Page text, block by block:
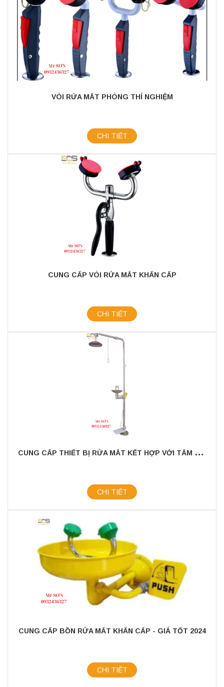
VÒI RỬA MẮT PHÒNG THÍ NGHIỆM
CHI TIẾT
CUNG CẤP VÒI RỬA MẮT KHẨN CẤP
CHI TIẾT
C
UNG CẤP THIẾT BỊ RỬA MẮT KẾT HỢP VỚI TẮM KHẨN CẤP
CHI TIẾT
CUNG CẤP BỒN RỬA MẮT KHẨN CẤP - GIÁ TỐT 2024
CHI TIẾT